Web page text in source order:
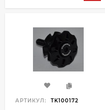
АРТИКУЛ: TK100172